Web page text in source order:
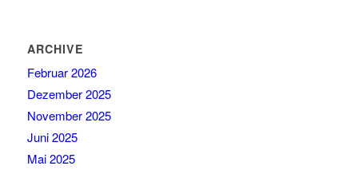
ARCHIVE
Februar 2026
Dezember 2025
November 2025
Juni 2025
Mai 2025